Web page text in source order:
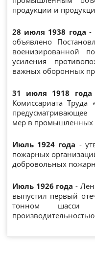
продукции и
28 июля 1938 года -
объявлено
военизированной
усиления
важных оборонных
31 июля 1918 года
Комиссариата Труда
мер в промышленных
Июль 1924 года -
пожарных
добровольных
Июль 1926 года -
выпустил первый
тонном шасси